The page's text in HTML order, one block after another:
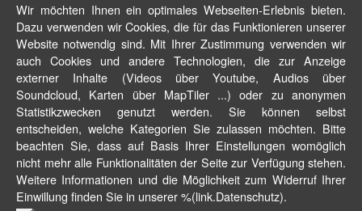
Wir möchten Ihnen ein optimales Webseiten-Erlebnis bieten.
Dazu verwenden wir Cookies, die für das Funktionieren unserer
Website notwendig sind. Mit Ihrer Zustimmung verwenden wir
auch Cookies und andere Technologien, die zur Anzeige
externer Inhalte (Videos über Youtube, Audios über
Soundcloud, Karten über MapTiler ...) oder zu anonymen
Statistikzwecken genutzt werden. Sie können selbst
entscheiden, welche Kategorien Sie zulassen möchten. Bitte
beachten Sie, dass auf Basis Ihrer Einstellungen womöglich
nicht mehr alle Funktionalitäten der Seite zur Verfügung stehen.
Weitere Informationen und die Möglichkeit zum Widerruf Ihrer
Einwillung finden Sie in unserer %(link.Datenschutz).